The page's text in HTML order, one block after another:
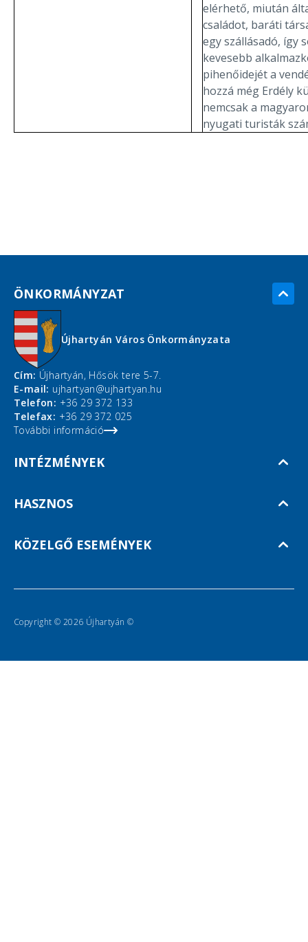
elérhető, miután
családot, baráti
egy szállásadó, így
kevesebb
pihenőidejét a
hozzá még Erdély
nemcsak a
nyugati turisták
ÖNKORMÁNYZAT
Újhartyán Város Önkormányzata
Cím: Újhartyán, Hősök tere 5-7.
E-mail: ujhartyan@ujhartyan.hu
Telefon: +36 29 372 133
Telefax: +36 29 372 025
További információ
INTÉZMÉNYEK
HASZNOS
KÖZELGŐ ESEMÉNYEK
Copyright © 2026 Újhartyán ©